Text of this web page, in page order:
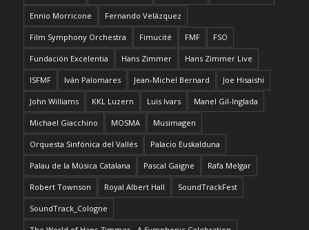
Ennio Morricone Fernando Velázquez
Film Symphony Orchestra Fimucité FMF FSO
Fundación Excelentia Hans Zimmer Hans Zimmer Live
ISFMF Iván Palomares Jean-Michel Bernard Joe Hisaishi
John Williams KKL Luzern Luis Ivars Manel Gil-Inglada
Michael Giacchino MOSMA Musimagen
Orquesta Sinfónica del Vallés Palacio Euskalduna
Palau de la Música Catalana Pascal Gaigne Rafa Melgar
Robert Townson Royal Albert Hall SoundTrackFest
SoundTrack_Cologne